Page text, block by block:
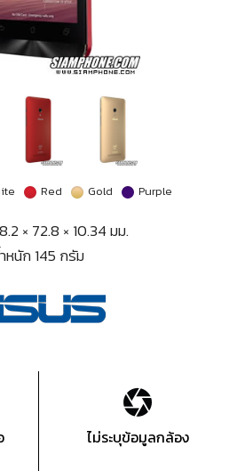
Red Gold Purple
× 72.8 × 10.34 มม.
หนัก 145 กรัม
ไม่ระบุข้อมูลกล้อง